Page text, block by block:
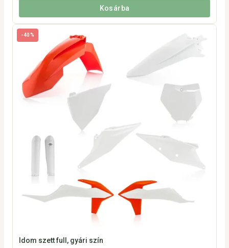
Kosárba
-40%
Idom szett full, gyári szín